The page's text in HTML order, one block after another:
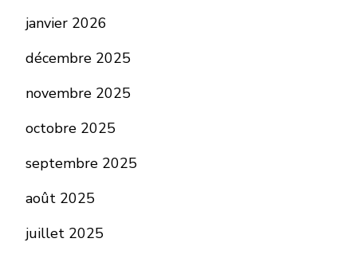
janvier 2026
décembre 2025
novembre 2025
octobre 2025
septembre 2025
août 2025
juillet 2025